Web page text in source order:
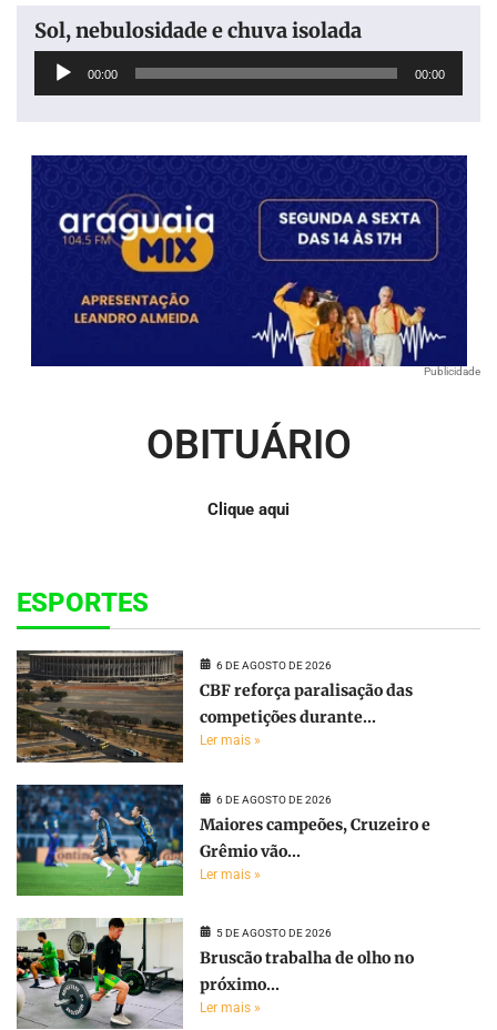
Sol, nebulosidade e chuva isolada
Tocador
00:00 00:00
Publicidade
OBITUÁRIO
Clique aqui
ESPORTES
6 DE AGOSTO DE 2026
CBF reforça paralisação das
competições durante...
Ler mais »
6 DE AGOSTO DE 2026
Maiores campeões, Cruzeiro e
Grêmio vão...
Ler mais »
5 DE AGOSTO DE 2026
Bruscão trabalha de olho no
próximo...
Ler mais »